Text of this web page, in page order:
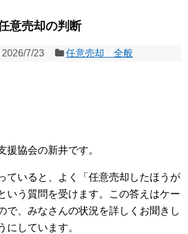
意売却の判断
2026/7/23 任意売却 全般
援協会の新井です。
ていると、よく「任意売却したほうが
いう質問を受けます。この答えはケー
で、みなさんの状況を詳しくお聞きし
にしています。